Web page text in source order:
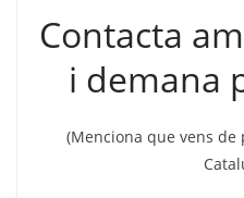
Contacta
i demana
(Menciona que vens de